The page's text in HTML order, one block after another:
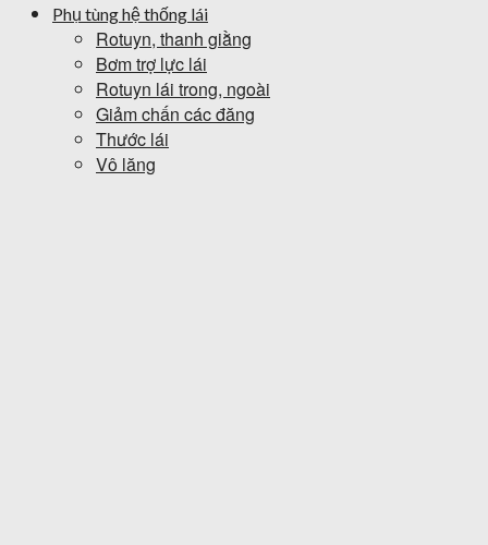
Phụ tùng hệ thống lái
Rotuyn, thanh giằng
Bơm trợ lực lái
Rotuyn lái trong, ngoài
Giảm chấn các đăng
Thước lái
Vô lăng